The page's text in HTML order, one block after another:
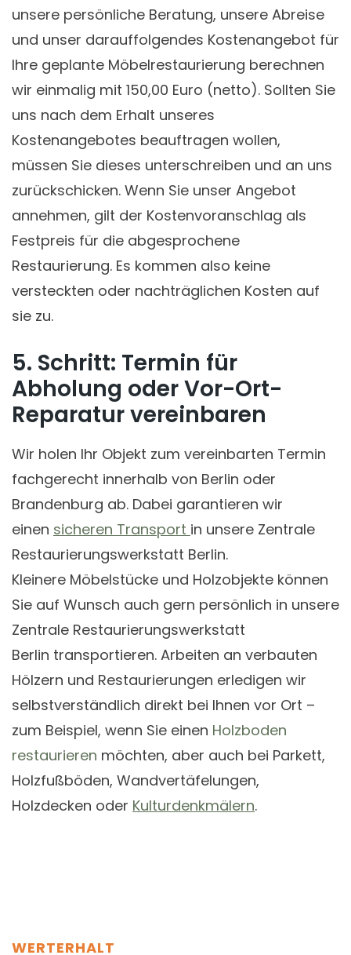
unsere persönliche Beratung, unsere Abreise
und unser darauffolgendes Kostenangebot für
Ihre geplante Möbelrestaurierung berechnen
wir einmalig mit 150,00 Euro (netto). Sollten Sie
uns nach dem Erhalt unseres
Kostenangebotes beauftragen wollen,
müssen Sie dieses unterschreiben und an uns
zurückschicken. Wenn Sie unser Angebot
annehmen, gilt der Kostenvoranschlag als
Festpreis für die abgesprochene
Restaurierung. Es kommen also keine
versteckten oder nachträglichen Kosten auf
sie zu.
5. Schritt: Termin für
Abholung oder Vor-Ort-
Reparatur vereinbaren
Wir holen Ihr Objekt zum vereinbarten Termin
fachgerecht innerhalb von Berlin oder
Brandenburg ab. Dabei garantieren wir
einen sicheren Transport in unsere Zentrale
Restaurierungswerkstatt Berlin.
Kleinere Möbelstücke und Holzobjekte können
Sie auf Wunsch auch gern persönlich in unsere
Zentrale Restaurierungswerkstatt
Berlin transportieren. Arbeiten an verbauten
Hölzern und Restaurierungen erledigen wir
selbstverständlich direkt bei Ihnen vor Ort –
zum Beispiel, wenn Sie einen Holzboden
restaurieren möchten, aber auch bei Parkett,
Holzfußböden, Wandvertäfelungen,
Holzdecken oder Kulturdenkmälern.
WERTERHALT